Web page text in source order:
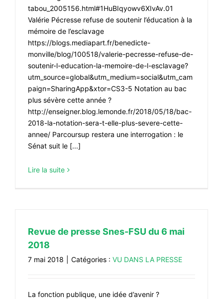
tabou_2005156.html#1HuBIqyowv6XIvAv.01
Valérie Pécresse refuse de soutenir l’éducation à la
mémoire de l’esclavage
https://blogs.mediapart.fr/benedicte-
monville/blog/100518/valerie-pecresse-refuse-de-
soutenir-l-education-la-memoire-de-l-esclavage?
utm_source=global&utm_medium=social&utm_cam
paign=SharingApp&xtor=CS3-5 Notation au bac
plus sévère cette année ?
http://enseigner.blog.lemonde.fr/2018/05/18/bac-
2018-la-notation-sera-t-elle-plus-severe-cette-
annee/ Parcoursup restera une interrogation : le
Sénat suit le [...]
Lire la suite
Revue de presse Snes-FSU du 6 mai
2018
7 mai 2018 Catégories : VU DANS LA PRESSE
La fonction publique, une idée d’avenir ?